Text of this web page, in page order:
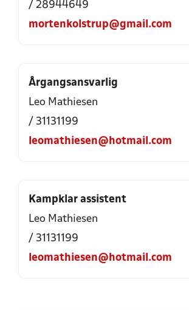
/ 28944649
mortenkolstrup@gmail.com
Årgangsansvarlig
Leo Mathiesen
/ 31131199
leomathiesen@hotmail.com
Kampklar assistent
Leo Mathiesen
/ 31131199
leomathiesen@hotmail.com